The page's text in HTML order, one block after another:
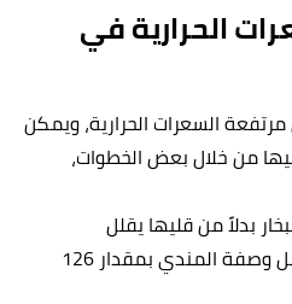
الحرارية في
السعرات الحرارية، ويمكن
من خلال بعض الخطوات،
بدلاً من قليها يقلل
السعرات الحرارية في كامل وصفة المندي بمقدار 126